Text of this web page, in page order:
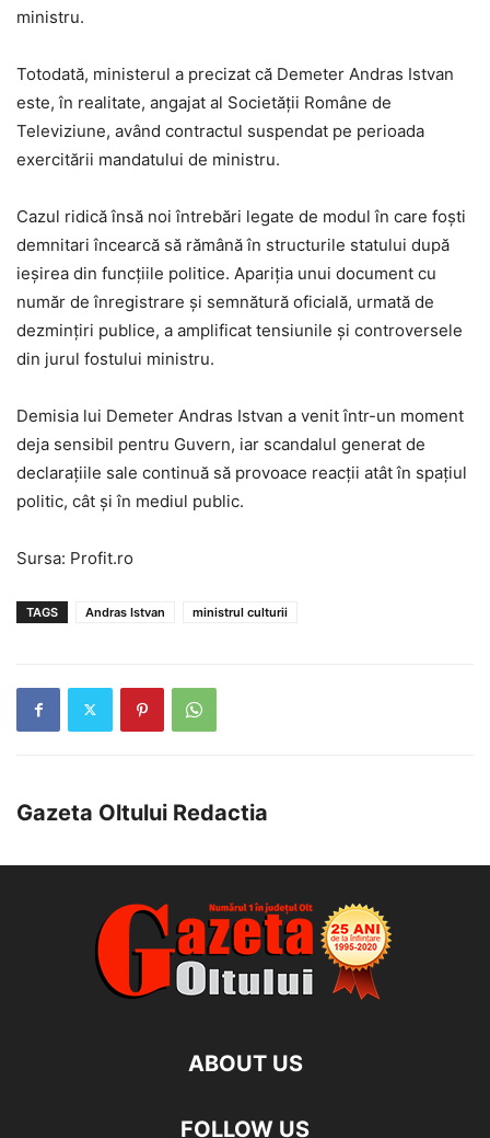
ministru.
Totodată, ministerul a precizat că Demeter Andras Istvan
este, în realitate, angajat al Societății Române de
Televiziune, având contractul suspendat pe perioada
exercitării mandatului de ministru.
Cazul ridică însă noi întrebări legate de modul în care foști
demnitari încearcă să rămână în structurile statului după
ieșirea din funcțiile politice. Apariția unui document cu
număr de înregistrare și semnătură oficială, urmată de
dezmințiri publice, a amplificat tensiunile și controversele
din jurul fostului ministru.
Demisia lui Demeter Andras Istvan a venit într-un moment
deja sensibil pentru Guvern, iar scandalul generat de
declarațiile sale continuă să provoace reacții atât în spațiul
politic, cât și în mediul public.
Sursa: Profit.ro
TAGS Andras Istvan ministrul culturii
Gazeta Oltului Redactia
ABOUT US
FOLLOW US